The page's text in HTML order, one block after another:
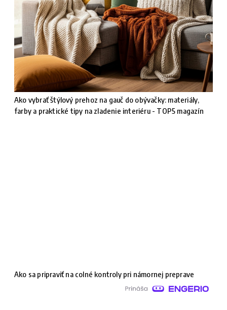
Ako vybrať štýlový prehoz na gauč do obývačky: materiály,
farby a praktické tipy na zladenie interiéru - TOP5 magazín
Ako sa pripraviť na colné kontroly pri námornej preprave